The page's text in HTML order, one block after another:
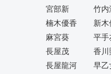
宮部新
竹内
楠木優香
新木
麻宮葵
平手
長屋茂
香川
長屋龍河
早乙